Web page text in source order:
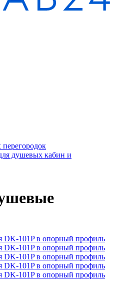
душевых кабин и